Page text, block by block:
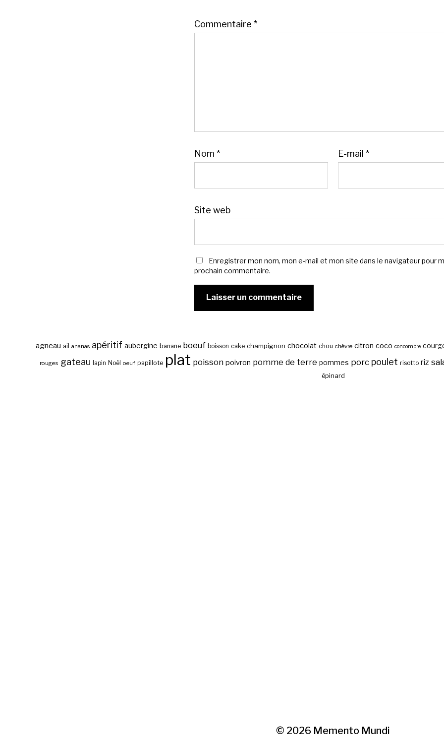
Commentaire *
Nom * E-mail *
Site web
Enregistrer mon nom, mon e-mail et mon site dans le navigateur pour
prochain commentaire.
agneau ail ananas apéritif aubergine banane boeuf boisson cake champignon chocolat chou chèvre citron coco concombre
rouges gateau lapin Noël oeuf papillote plat poisson poivron pomme de terre pommes porc poulet risotto riz
épinard
© 2026 Memento Mundi